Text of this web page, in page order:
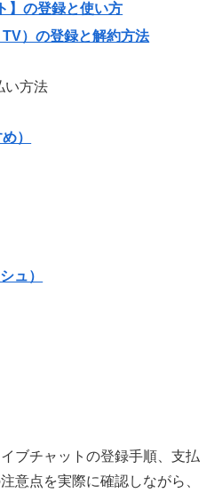
】の登録と使い方
）の登録と解約方法
い方法
）
ュ）
ブチャットの登録手順、支払
意点を実際に確認しながら、